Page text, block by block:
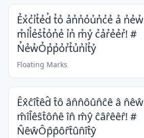
Ẻx̉c̉ỉt̉ẻd̉ t̉ỏ ản̉n̉ỏủn̉c̉ẻ ả n̉ẻw̉
m̉ỉl̉ẻs̉t̉ỏn̉ẻ ỉn̉ m̉ỷ c̉ảr̉ẻẻr̉! #
N̉ẻw̉Ỏp̉p̉ỏr̉t̉ủn̉ỉt̉ỷ
Floating Marks
Êx̂ĉît̂êd̂ t̂ô ân̂n̂ôûn̂ĉê â n̂êŵ
m̂îl̂êŝt̂ôn̂ê în̂ m̂ŷ ĉâr̂êêr̂! #
N̂êŵÔp̂p̂ôr̂t̂ûn̂ît̂ŷ